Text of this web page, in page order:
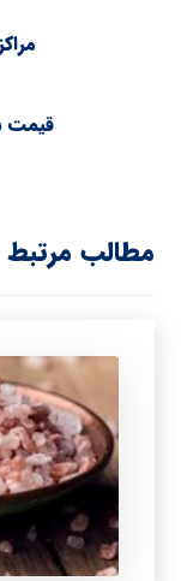
قیمت
مطالب